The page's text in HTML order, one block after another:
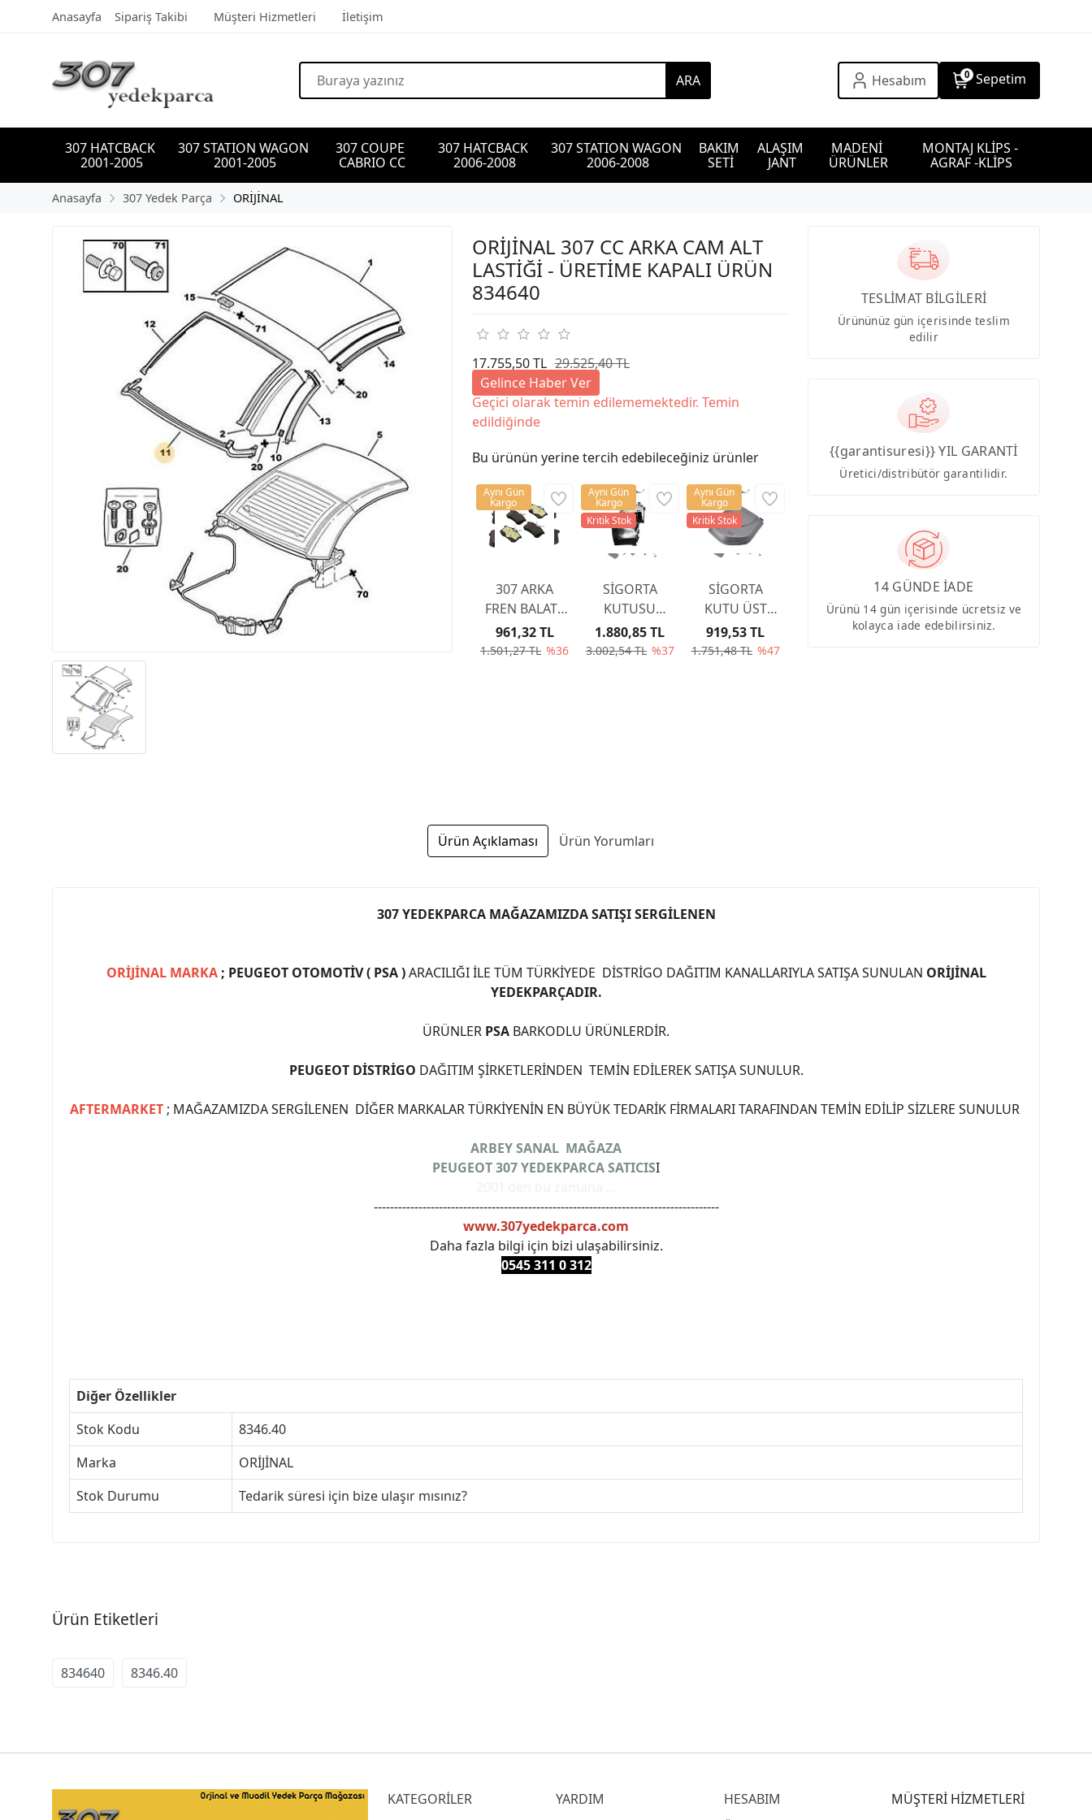
Anasayfa Sipariş Takibi Müşteri Hizmetleri İletişim
ARA Hesabım 0 Sepetim
307 HATCBACK
2001-2005
307 STATION WAGON
2001-2005
307 COUPE
CABRIO CC
307 HATCBACK
2006-2008
307 STATION WAGON
2006-2008
BAKIM
SETİ
ALAŞIM
JANT
MADENİ
ÜRÜNLER
MONTAJ KLİPS -
AGRAF -KLİPS
Anasayfa 307 Yedek Parça ORİJİNAL
ORİJİNAL 307 CC ARKA CAM ALT
LASTİĞİ - ÜRETİME KAPALI ÜRÜN
834640
17.755,50 TL 29.525,40 TL
Gelince Haber Ver
Geçici olarak temin edilememektedir. Temin
edildiğinde
Bu ürünün yerine tercih edebileceğiniz ürünler
307 ARKA
FREN BALATA
307 YAYLI TİP
2001-2007
1.501,27 TL %36
961,32 TL
Aynı Gün
Kargo
SİGORTA
KUTUSU
KAPAĞI
6500CC
3.002,54 TL %37
1.880,85 TL
Aynı Gün
Kargo
Kritik Stok
SİGORTA
KUTU ÜST
KAPAĞI
6500CA
1.751,48 TL %47
919,53 TL
Aynı Gün
Kargo
Kritik Stok
TESLİMAT BİLGİLERİ
Ürününüz gün içerisinde teslim
edilir
{{garantisuresi}} YIL GARANTİ
Üretici/distribütör garantilidir.
14 GÜNDE İADE
Ürünü 14 gün içerisinde ücretsiz ve
kolayca iade edebilirsiniz.
Ürün Açıklaması Ürün Yorumları
307 YEDEKPARCA MAĞAZAMIZDA SATIŞI SERGİLENEN
ORİJİNAL MARKA; PEUGEOT OTOMOTİV ( PSA )ARACILIĞI İLE TÜM TÜRKİYEDE DİSTRİGO DAĞITIM KANALLARIYLA SATIŞA SUNULAN ORİJİNAL
YEDEKPARÇADIR.
ÜRÜNLER PSA BARKODLU ÜRÜNLERDİR.
PEUGEOT DİSTRİGO DAĞITIM ŞİRKETLERİNDEN TEMİN EDİLEREK SATIŞA SUNULUR.
AFTERMARKET ; MAĞAZAMIZDA SERGİLENEN DİĞER MARKALAR TÜRKİYENİN EN BÜYÜK TEDARİK FİRMALARI TARAFINDAN TEMİN EDİLİP SİZLERE SUNULUR
ARBEY SANAL MAĞAZA
PEUGEOT 307 YEDEKPARCA SATICISI
-------------------------------------------------------------------------------------
www.307yedekparca.com
Daha fazla bilgi için bizi ulaşabilirsiniz.
0545 311 0 312
Diğer Özellikler
Stok Kodu
8346.40
Marka
ORİJİNAL
Stok Durumu
Tedarik süresi için bize ulaşır mısınız?
Ürün Etiketleri
834640 8346.40
KATEGORİLER YARDIM HESABIM MÜŞTERİ HİZMETLERİ